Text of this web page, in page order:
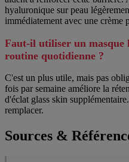
hyaluronique sur peau
immédiatement avec une crème
Faut-il utiliser un masque
routine quotidienne ?
C'est un plus utile, mais pas
fois par semaine améliore la
d'éclat glass skin
remplacer.
Sources &